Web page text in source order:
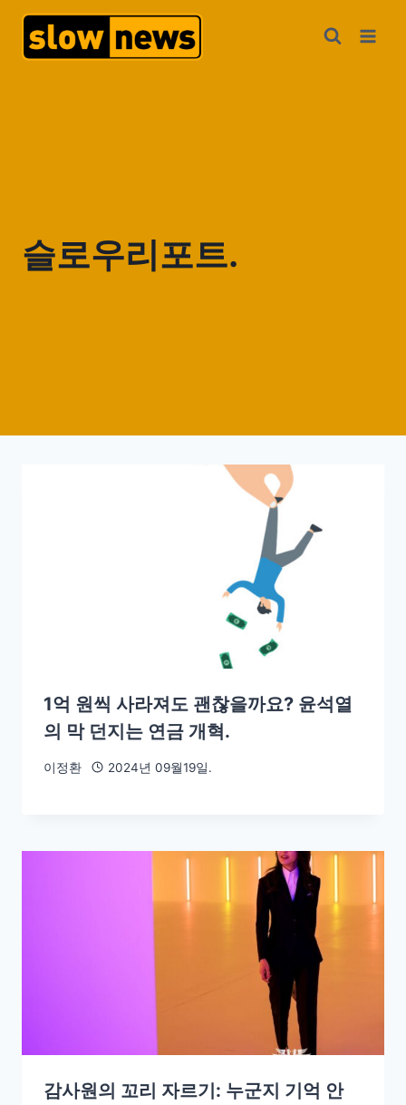
슬로우리포트.
1억 원씩 사라져도 괜찮을까요? 윤석열
의 막 던지는 연금 개혁.
이정환 2024년 09월19일.
감사원의 꼬리 자르기: 누군지 기억 안